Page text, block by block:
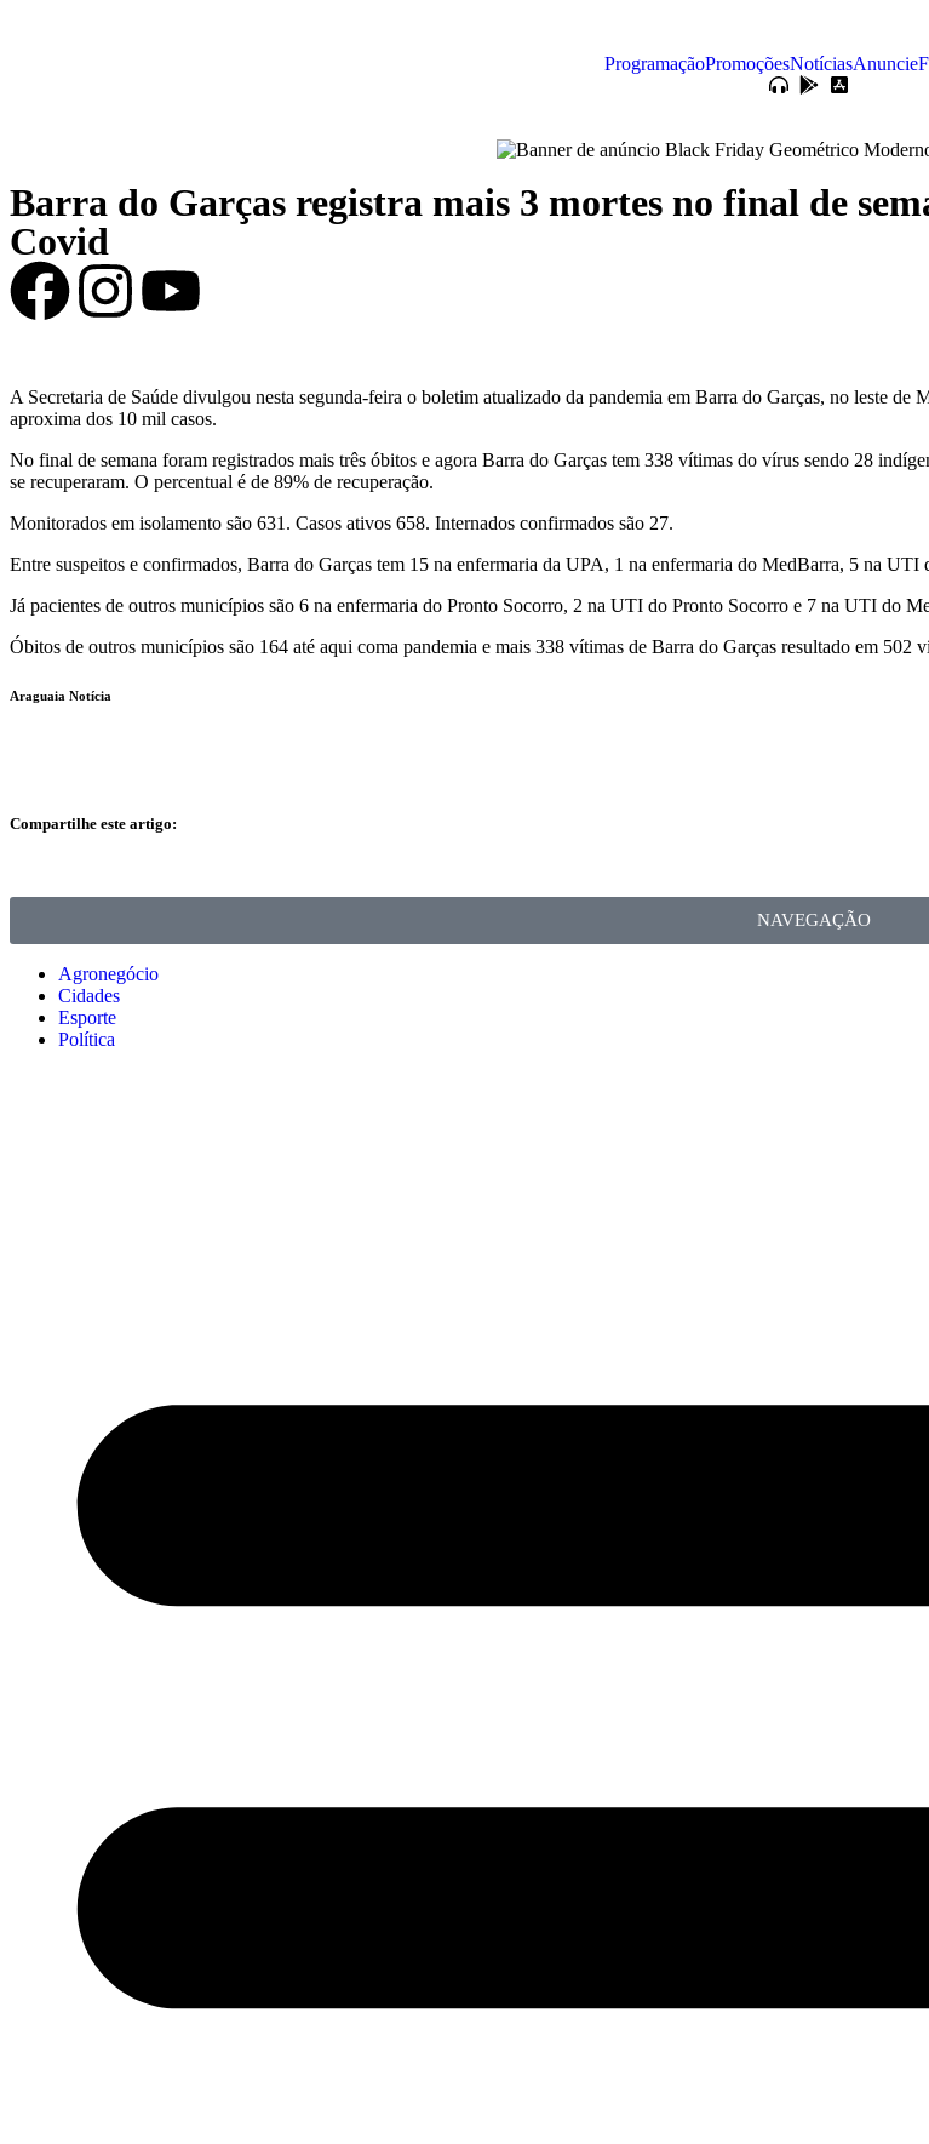
ProgramaçãoPromoçõesNotíciasAnuncie
Barra do Garças registra mais 3 mortes no final de
Covid
A Secretaria de Saúde divulgou nesta segunda-feira o boletim atualizado da pandemia em Barra do Garças, no leste
aproxima dos 10 mil casos.
No final de semana foram registrados mais três óbitos e agora Barra do Garças tem 338 vítimas do vírus sendo 28
se recuperaram. O percentual é de 89% de recuperação.
Monitorados em isolamento são 631. Casos ativos 658. Internados confirmados são 27.
Entre suspeitos e confirmados, Barra do Garças tem 15 na enfermaria da UPA, 1 na enfermaria do MedBarra, 5 na
Já pacientes de outros municípios são 6 na enfermaria do Pronto Socorro, 2 na UTI do Pronto Socorro e 7 na UTI do
Óbitos de outros municípios são 164 até aqui coma pandemia e mais 338 vítimas de Barra do Garças resultado em 502
Araguaia Notícia
Compartilhe este artigo:
NAVEGAÇÃO
Agronegócio
Cidades
Esporte
Política